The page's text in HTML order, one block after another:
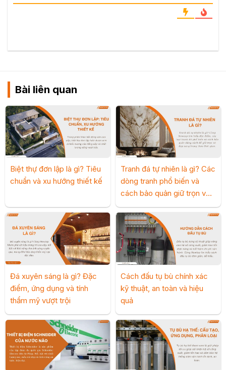
Bài liên quan
Biệt thự đơn lập là gì? Tiêu
chuẩn và xu hướng thiết kế
Tranh đá tự nhiên là gì? Các
dòng tranh phổ biến và
cách bảo quản giữ trọn vẻ
đẹp
Đá xuyên sáng là gì? Đặc
điểm, ứng dụng và tính
thẩm mỹ vượt trội
Cách đấu tụ bù chính xác
kỹ thuật, an toàn và hiệu
quả